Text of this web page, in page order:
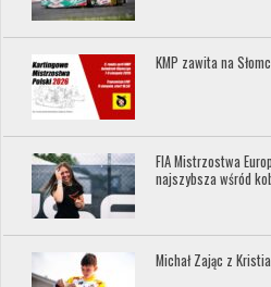
KMP zawita na
FIA Mistrzostwa
najszybsza wśród
Michał Zając z